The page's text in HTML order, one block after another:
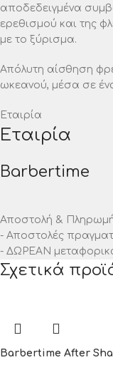
αποδεδειγμένα
ερεθισμού και της
με το ξύρισμα.
Απόλυτη αίσθηση
ωκεανού, μέσα σε
Εταιρία
Εταιρία
Barbertime
Αποστολή &
- Αποστολές
- ΔΩΡΕΑΝ
Σχετικά
Barbertime After